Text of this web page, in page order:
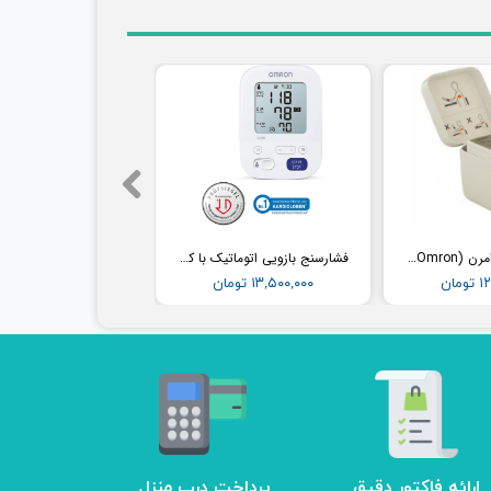
فشارسنج بازویی اتوماتیک با کاف پهن امرن (OMRON) مدل M3
۱۳,۵۰۰,۰۰۰ تومان
فشارسنج مچی امرن (Omron) مدل RS2